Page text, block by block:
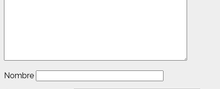
Nombre